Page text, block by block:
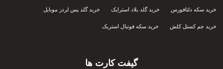
خرید سکه دلتافورس خرید گلد بلاد استرایک خرید گلد پس لردز موبایل
خرید جم کستل کلش خرید سکه فوتبال استریک
گیفت کارت ها